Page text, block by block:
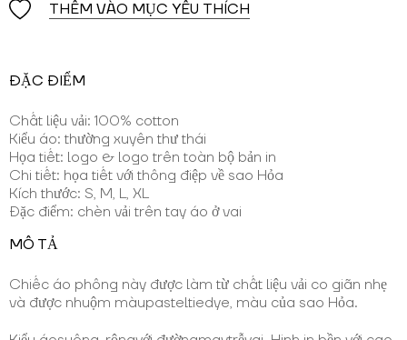
THÊM VÀO MỤC YÊU THÍCH
ĐẶC ĐIỂM
Chất liệu vải: 100% cotton
Kiểu áo: thường xuyên thư thái
Họa tiết: logo & logo trên toàn bộ bản in
Chi tiết: họa tiết với thông điệp về sao Hỏa
Kích thước: S, M, L, XL
Đặc điểm: chèn vải trên tay áo ở vai
MÔ TẢ
Chiếc áo phông này được làm từ chất liệu vải co giãn nhẹ
và được nhuộm màupasteltiedye, màu của sao Hỏa.